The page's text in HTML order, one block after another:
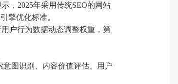
，2025年采用传统SEO的网站
擎优化标准。
户行为数据动态调整权重，第
图识别、内容价值评估、用户